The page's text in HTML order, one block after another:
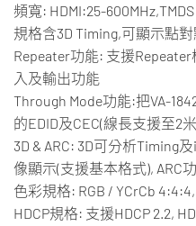
頻寬: HDMI:25-
規格含3D Timing,可顯示點
Repeater功能: 支援
入及輸出功能
Through Mode功能:把VA-
的EDID及CEC(線長支援至2
3D & ARC: 3D可分析Timing
像顯示(支援基本格式), ARC
色彩規格: RGB / YCrCb
HDCP規格: 支援HDCP 2.2,